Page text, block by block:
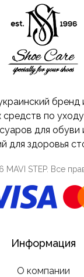
бренд
средств по
для обуви
для здоровья
MAVI STEP. Все
Информация
О компании